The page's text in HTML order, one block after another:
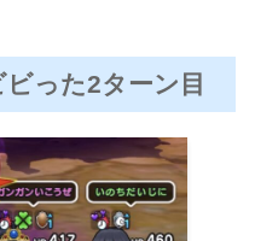
った2ターン目